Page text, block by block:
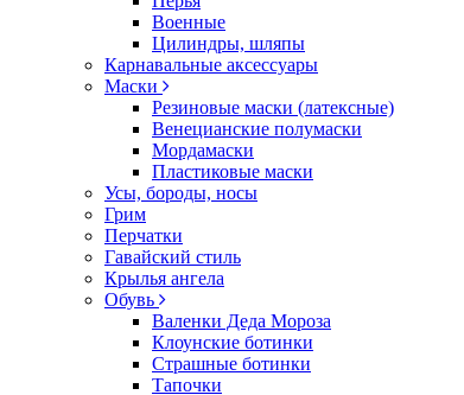
Военные
Цилиндры, шляпы
Карнавальные аксессуары
Маски
Резиновые маски (латексные)
Венецианские полумаски
Мордамаски
Пластиковые маски
Усы, бороды, носы
Грим
Перчатки
Гавайский стиль
Крылья ангела
Обувь
Валенки Деда Мороза
Клоунские ботинки
Страшные ботинки
Тапочки